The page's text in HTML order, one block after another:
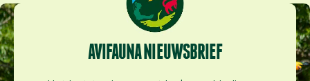
AVIFAUNA NIEUWSBRIEF